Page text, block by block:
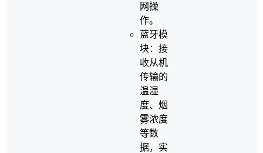
网操
作。
蓝牙模
块：接
收从机
传输的
温湿
度、烟
雾浓度
等数
据，实